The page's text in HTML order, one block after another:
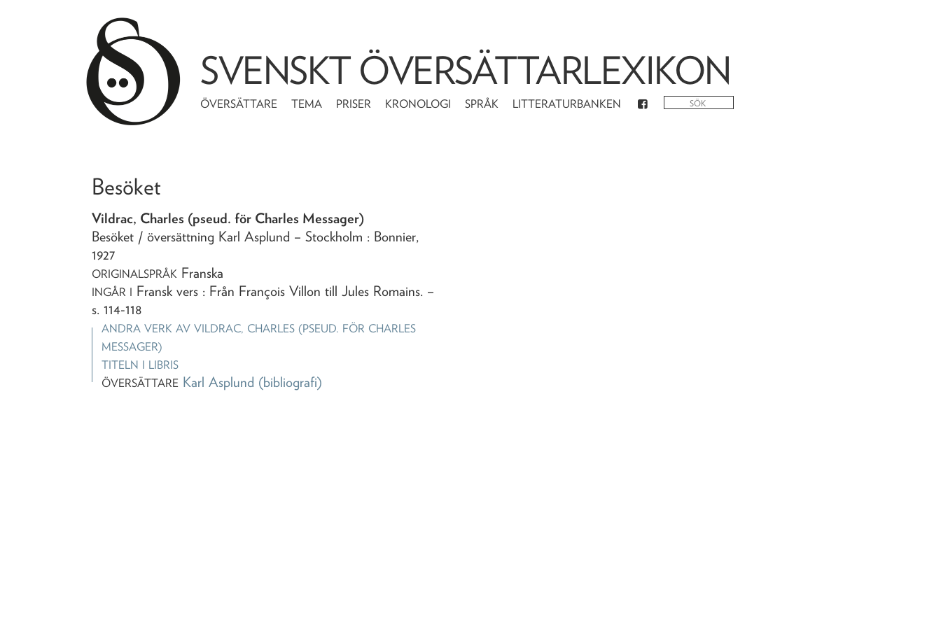
SVENSKT ÖVERSÄTTARLEXIKON
ÖVERSÄTTARE TEMA PRISER KRONOLOGI SPRÅK LITTERATURBANKEN
Besöket
Vildrac, Charles (pseud. för Charles Messager)
Besöket / översättning Karl Asplund – Stockholm : Bonnier,
1927
ORIGINALSPRÅK Franska
INGÅR I Fransk vers : Från François Villon till Jules Romains. –
s. 114-118
ANDRA VERK AVVILDRAC, CHARLES (PSEUD. FÖR CHARLES
MESSAGER)
TITELN I LIBRIS
ÖVERSÄTTARE Karl Asplund (bibliografi)